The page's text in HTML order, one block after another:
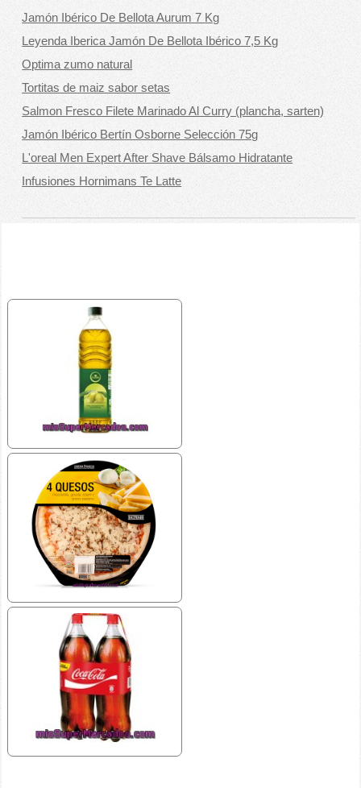
Jamón Ibérico De Bellota Aurum 7 Kg
Leyenda Iberica Jamón De Bellota Ibérico 7,5 Kg
Optima zumo natural
Tortitas de maiz sabor setas
Salmon Fresco Filete Marinado Al Curry (plancha, sarten)
Jamón Ibérico Bertín Osborne Selección 75g
L'oreal Men Expert After Shave Bálsamo Hidratante
Infusiones Hornimans Te Latte